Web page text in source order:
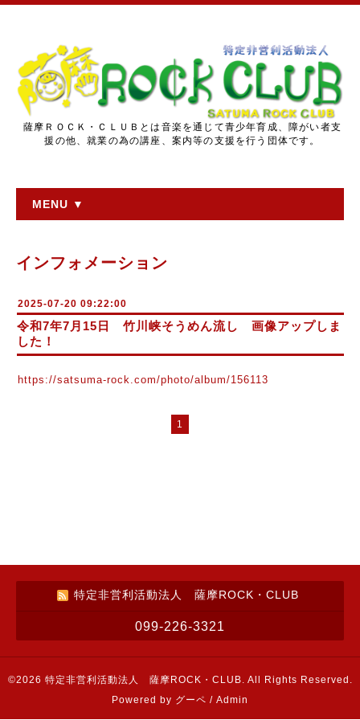
薩摩ＲＯＣＫ・ＣＬＵＢとは音楽を通じて青少年育成、障がい者支
援の他、就業の為の講座、案内等の支援を行う団体です。
MENU ▼
インフォメーション
2025-07-20 09:22:00
令和7年7月15日 竹川峡そうめん流し 画像アップしま
した！
https://satsuma-rock.com/photo/album/156113
1
特定非営利活動法人 薩摩ROCK・CLUB
099-226-3321
©2026 特定非営利活動法人 薩摩ROCK・CLUB. All Rights Reserved.
Powered by グーペ / Admin